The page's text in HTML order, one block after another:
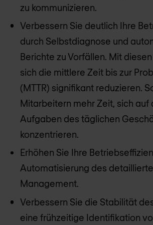
zu kommunizieren.
Verbessern Sie deutlich Ihre
durch Selbstdiagnose und
Berichte zu Vorfällen. Mit
sich die mittlere Zeit bis zur
(MTTR) signifikant reduzieren.
Mitarbeitern mehr Zeit, sich auf
Aufgaben des täglichen
konzentrieren.
Erhöhen Sie Ihre
Automatisierung des
Management.
Verbessern Sie die Stabilität
eine frühzeitige Identifikation